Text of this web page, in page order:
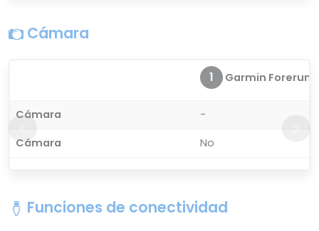
Cámara
1 Garmin
Cámara
-
Cámara
No
Funciones de conectividad